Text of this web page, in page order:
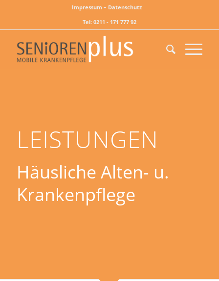
Impressum – Datenschutz
Tel: 0211 - 171 777 92
LEISTUNGEN
Häusliche Alten- u.
Krankenpflege